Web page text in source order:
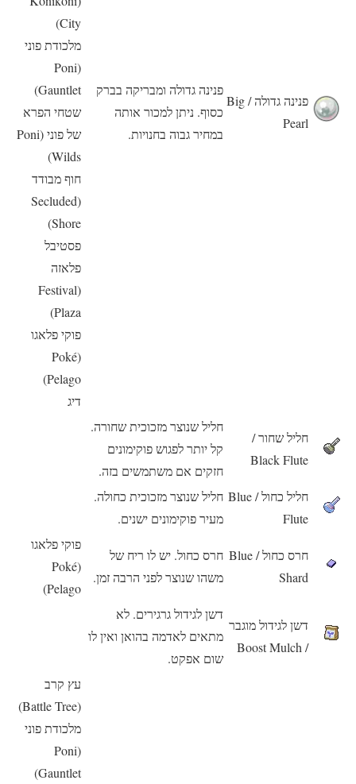
פנינה גדולה / Big
Pearl
פנינה גדולה ומבריקה בברק
כסוף. ניתן למכור אותה
במחיר גבוה בחנויות.
City)
מלכודת פוני
(Poni
Gauntlet)
שטחי הפרא
של פוני (Poni
Wilds)
חוף מבודד
(Secluded
Shore)
פסטיבל
פלאזה
(Festival
Plaza)
פוקי פלאגו
(Poké
Pelago)
דיג
חליל שחור /
Black Flute
חליל שנוצר מזכוכית שחורה.
קל יותר לפגוש פוקימונים
חזקים אם משתמשים בזה.
חליל כחול / Blue
Flute
חליל שנוצר מזכוכית כחולה.
מעיר פוקימונים ישנים.
חרס כחול / Blue
Shard
חרס כחול. יש לו ריח של
משהו שנוצר לפני הרבה זמן.
פוקי פלאגו
(Poké
Pelago)
דשן לגידול מוגבר
/ Boost Mulch
דשן לגידול גרגירים. לא
מתאים לאדמה בהואן ואין לו
שום אפקט.
עץ קרב
(Battle Tree)
מלכודת פוני
(Poni
Gauntlet)